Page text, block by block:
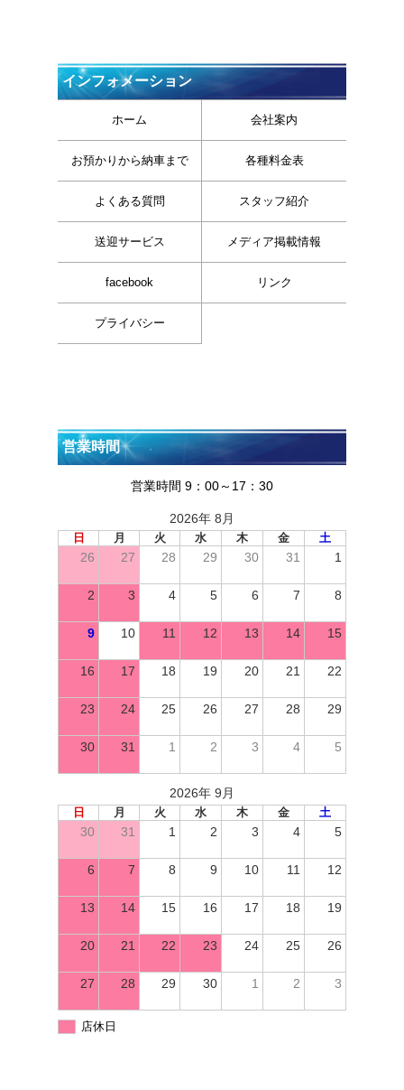
インフォメーション
ホーム 会社案内
お預かりから納車まで 各種料金表
よくある質問 スタッフ紹介
送迎サービス メディア掲載情報
facebook リンク
プライバシー
営業時間
営業時間 9：00～17：30
2026年 8月
日 月 火 水 木 金 土
26 27 28 29 30 31 1
2 3 4 5 6 7 8
9 10 11 12 13 14 15
16 17 18 19 20 21 22
23 24 25 26 27 28 29
30 31 1 2 3 4 5
2026年 9月
日 月 火 水 木 金 土
30 31 1 2 3 4 5
6 7 8 9 10 11 12
13 14 15 16 17 18 19
20 21 22 23 24 25 26
27 28 29 30 1 2 3
店休日